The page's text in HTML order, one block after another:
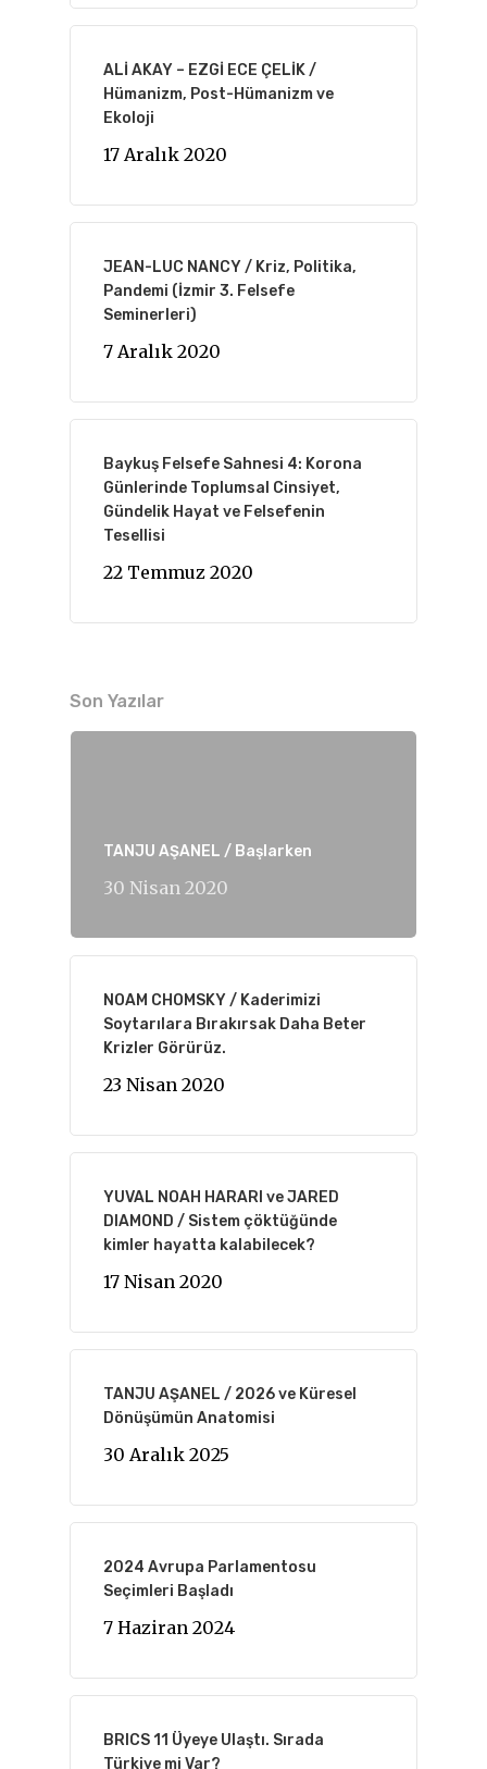
ALİ AKAY – EZGİ ECE ÇELİK /
Hümanizm, Post-Hümanizm ve
Ekoloji
17 Aralık 2020
JEAN-LUC NANCY / Kriz, Politika,
Pandemi (İzmir 3. Felsefe
Seminerleri)
7 Aralık 2020
Baykuş Felsefe Sahnesi 4: Korona
Günlerinde Toplumsal Cinsiyet,
Gündelik Hayat ve Felsefenin
Tesellisi
22 Temmuz 2020
Son Yazılar
TANJU AŞANEL / Başlarken
30 Nisan 2020
NOAM CHOMSKY / Kaderimizi
Soytarılara Bırakırsak Daha Beter
Krizler Görürüz.
23 Nisan 2020
YUVAL NOAH HARARI ve JARED
DIAMOND / Sistem çöktüğünde
kimler hayatta kalabilecek?
17 Nisan 2020
TANJU AŞANEL / 2026 ve Küresel
Dönüşümün Anatomisi
30 Aralık 2025
2024 Avrupa Parlamentosu
Seçimleri Başladı
7 Haziran 2024
BRICS 11 Üyeye Ulaştı. Sırada
Türkiye mi Var?